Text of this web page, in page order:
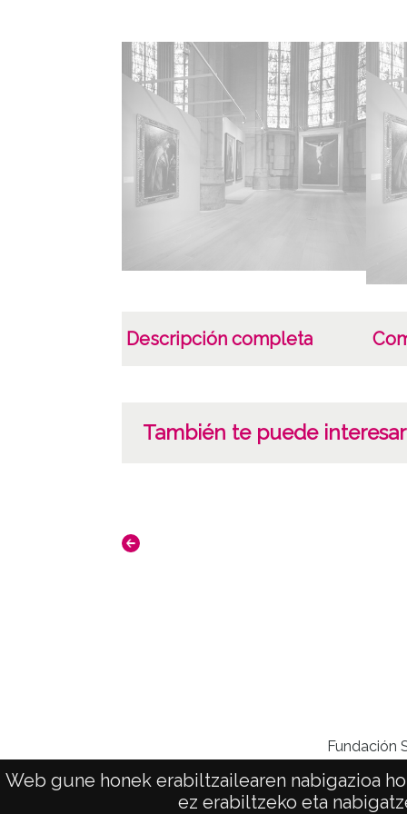
Web gune honek erabiltzailearen nabigazioa
ez erabiltzeko eta
Descripción completa
También te puede interesar
Fundación